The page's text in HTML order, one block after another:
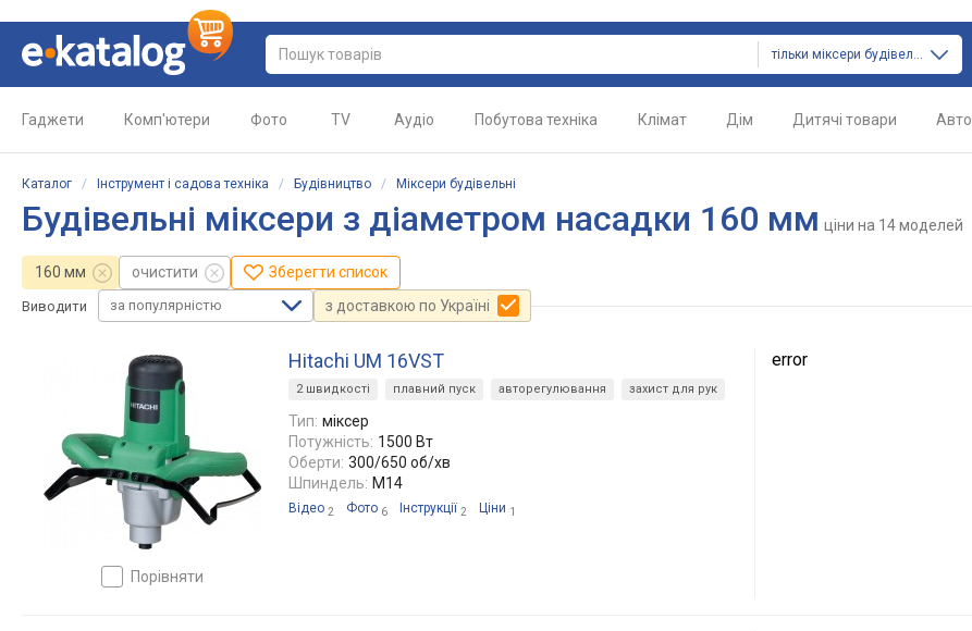
тільки міксери будівельні
Гаджети Комп'ютери Фото TV Аудіо Побутова техніка Клімат Дім Дитячі товари Авто
Каталог / Інструмент і садова техніка / Будівництво / Міксери будівельні
Будівельні міксери з діаметром насадки 160 мм ціни на 14 моделей
160 мм очистити Зберегти список
Виводити за популярністю з доставкою по Україні
порівняти
Hitachi UM 16VST
2 швидкості плавний пуск авторегулювання захист для рук
Тип: міксер
Потужність: 1500 Вт
Оберти: 300/650 об/хв
Шпиндель: M14
Відео 2 Фото 6 Інструкції 2 Ціни 1
error